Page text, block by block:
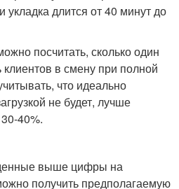
укладка длится от 40 минут до
посчитать, сколько один
в смену при полной
что идеально
не будет, лучше
40%.
выше цифры на
получить предполагаемую